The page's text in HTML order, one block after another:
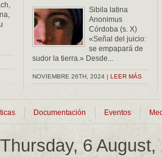
Sibila latina
Anonimus
Córdoba (s. X)
«Señal del juicio:
se empapará de
sudor la tierra.» Desde...
NOVIEMBRE 26TH, 2024 | LEER MÁS
Documentación Eventos
Thursday, 6